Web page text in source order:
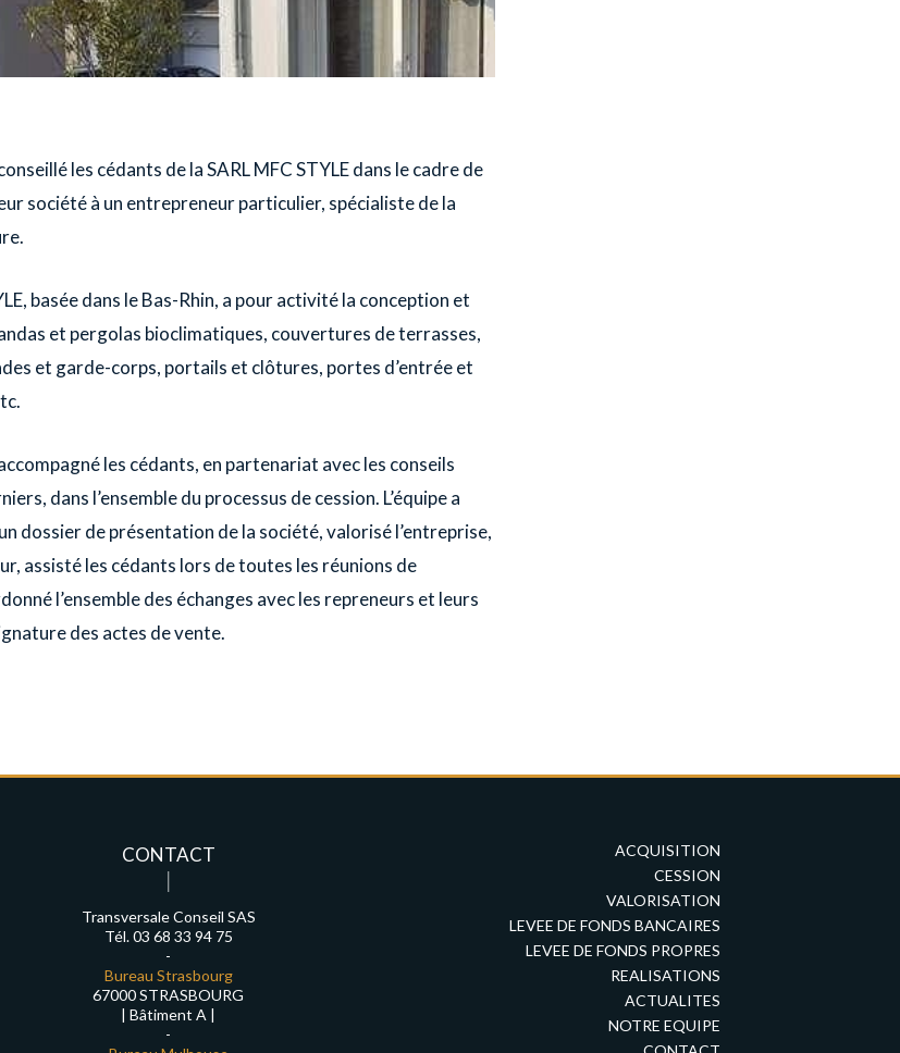
les cédants de la SARL MFC STYLE dans le cadre de
société à un entrepreneur particulier, spécialiste de la
basée dans le Bas-Rhin, a pour activité la conception et
et pergolas bioclimatiques, couvertures de terrasses,
et garde-corps, portails et clôtures, portes d’entrée et
les cédants, en partenariat avec les conseils
dans l’ensemble du processus de cession. L’équipe a
dossier de présentation de la société, valorisé l’entreprise,
assisté les cédants lors de toutes les réunions de
l’ensemble des échanges avec les repreneurs et leurs
des actes de vente.
CONTACT
Transversale Conseil SAS
Tél. 03 68 33 94 75
-
Bureau Strasbourg
67000 STRASBOURG
| Bâtiment A |
-
ACQUISITION
CESSION
VALORISATION
LEVEE DE FONDS BANCAIRES
LEVEE DE FONDS PROPRES
REALISATIONS
ACTUALITES
NOTRE EQUIPE